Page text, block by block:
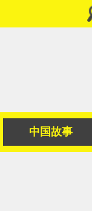
中国故事